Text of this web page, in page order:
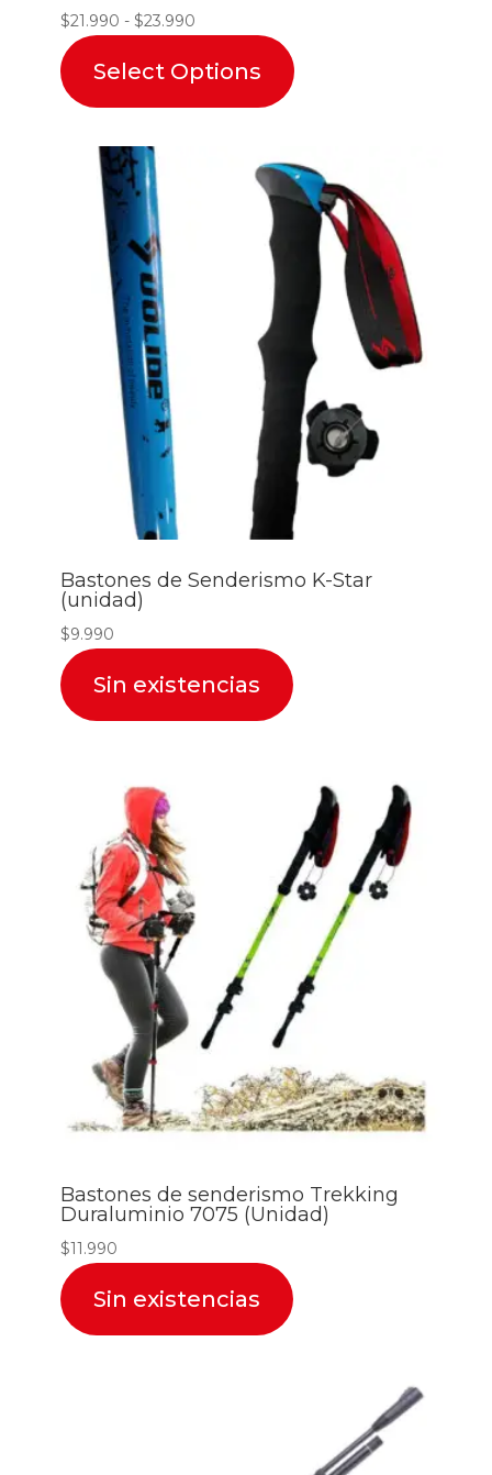
$21.990 - $23.990Rango
precios:
desde
Select Options
Bastones de Senderismo K-Star
(unidad)
$9.990
Sin existencias
Bastones de senderismo Trekking
Duraluminio 7075 (Unidad)
$11.990
Sin existencias